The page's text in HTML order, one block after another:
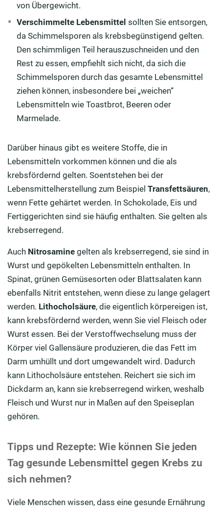
von Übergewicht.
Verschimmelte Lebensmittelsollten Sie entsorgen,
da Schimmelsporen als krebsbegünstigend gelten.
Den schimmligen Teil herauszuschneiden und den
Rest zu essen, empfiehlt sich nicht, da sich die
Schimmelsporen durch das gesamte Lebensmittel
ziehen können, insbesondere bei „weichen“
Lebensmitteln wie Toastbrot, Beeren oder
Marmelade.
Darüber hinaus gibt es weitere Stoffe, die in
Lebensmitteln vorkommen können und die als
krebsfördernd gelten. Soentstehen bei der
Lebensmittelherstellung zum Beispiel Transfettsäuren,
wenn Fette gehärtet werden. In Schokolade, Eis und
Fertiggerichten sind sie häufig enthalten. Sie gelten als
krebserregend.
Auch Nitrosamine gelten als krebserregend, sie sind in
Wurst und gepökelten Lebensmitteln enthalten. In
Spinat, grünen Gemüsesorten oder Blattsalaten kann
ebenfalls Nitrit entstehen, wenn diese zu lange gelagert
werden. Lithocholsäure, die eigentlich körpereigen ist,
kann krebsfördernd werden, wenn Sie viel Fleisch oder
Wurst essen. Bei der Verstoffwechselung muss der
Körper viel Gallensäure produzieren, die das Fett im
Darm umhüllt und dort umgewandelt wird. Dadurch
kann Lithocholsäure entstehen. Reichert sie sich im
Dickdarm an, kann sie krebserregend wirken, weshalb
Fleisch und Wurst nur in Maßen auf den Speiseplan
gehören.
Tipps und Rezepte: Wie können Sie jeden
Tag gesunde Lebensmittel gegen Krebs zu
sich nehmen?
Viele Menschen wissen, dass eine gesunde Ernährung